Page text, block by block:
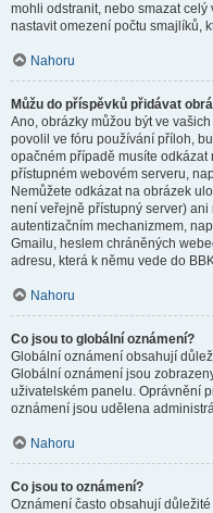
mohli odstranit, nebo smazat celý
nastavit omezení počtu smajlíků,
Nahoru
Můžu do příspěvků přidávat
Ano, obrázky můžou být ve
povolil ve fóru používání příloh,
opačném případě musíte
přístupném webovém serveru,
Nemůžete odkázat na obrázek
není veřejně přístupný server)
autentizačním mechanizmem,
Gmailu, heslem chráněných
adresu, která k němu vede do
Nahoru
Co jsou to globální oznámení?
Globální oznámení obsahují
Globální oznámení jsou
uživatelském panelu. Oprávnění
oznámení jsou udělena
Nahoru
Co jsou to oznámení?
Oznámení často obsahují